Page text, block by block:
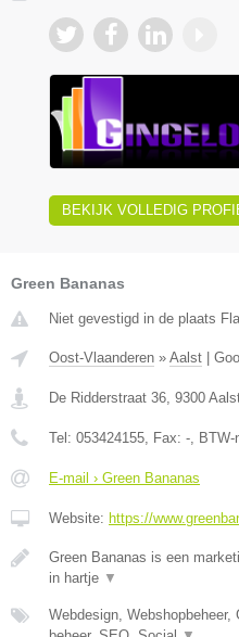
BEKIJK VOLLEDIG
Green Bananas
Niet gevestigd in de plaats
Oost-Vlaanderen » Aalst
De Ridderstraat 36 9300
Tel: 053424155 , Fax: - , BTW-
E-mail › Green Bananas
Website: https://
Green Bananas is een
in hartje ▼
Webdesign,